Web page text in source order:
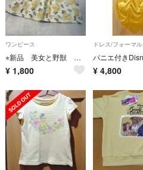
ワンピース
⭐︎新品 美女と野獣 ベル ワンピース 100 イエロー
¥ 1,800
ドレス/フォーマル
¥ 4,800